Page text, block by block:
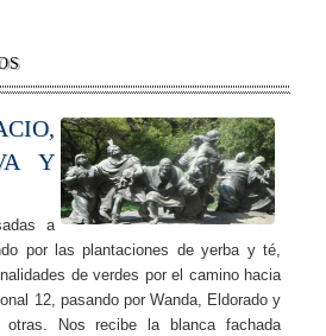
Y
a
por las plantaciones de yerba y té,
de verdes por el camino hacia
12, pasando por Wanda, Eldorado y
otras. Nos recibe la blanca fachada